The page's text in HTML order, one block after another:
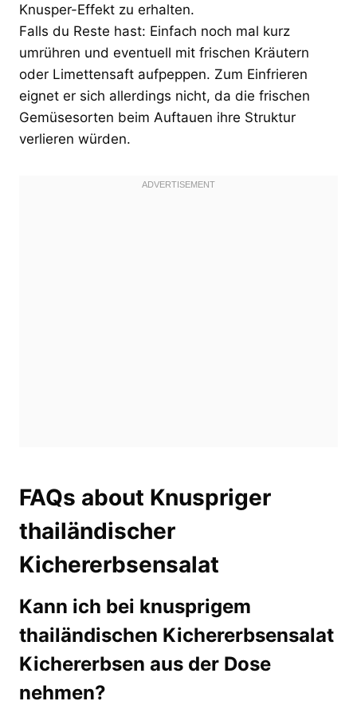
Knusper-Effekt zu erhalten.
Falls du Reste hast: Einfach noch mal kurz
umrühren und eventuell mit frischen Kräutern
oder Limettensaft aufpeppen. Zum Einfrieren
eignet er sich allerdings nicht, da die frischen
Gemüsesorten beim Auftauen ihre Struktur
verlieren würden.
FAQs about Knuspriger
thailändischer
Kichererbsensalat
Kann ich bei knusprigem
thailändischen Kichererbsensalat
Kichererbsen aus der Dose
nehmen?